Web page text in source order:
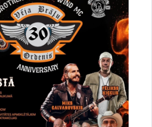
vieta
Latviskās dzīvesziņas centrs